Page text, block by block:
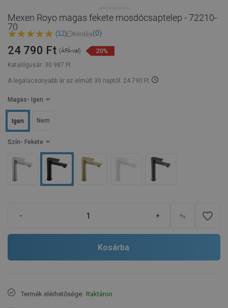
Mexen Royo magas fekete mosdócsaptelep - 72210-
70
(12) Kérdés(0)
Katalógusár: 30 987 Ft
24 790 Ft (ÁFÁ-val) 20%
A legalacsonyabb ár az elmúlt 30 naptól: 24 790 Ft
Szín - Fekete
Magas - Igen
Nem
Igen
- + favorite_border
Kosárba
Termék elérhetősége: Raktáron